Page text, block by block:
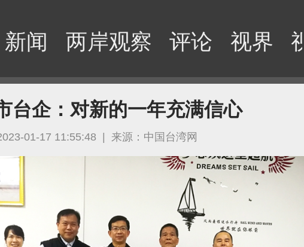
新闻 两岸观察 评论 视界
台企：对新的一年充满信心
01-17 11:55:48 | 来源：中国台湾网